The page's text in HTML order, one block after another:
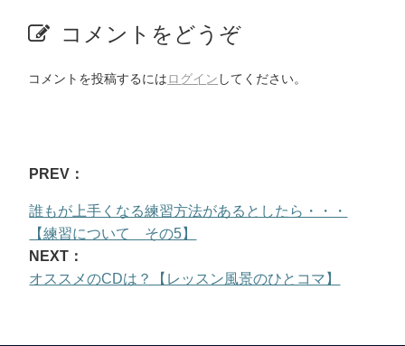
コメントをどうぞ
コメントを投稿するにはログイン してください。
PREV：
誰もが上手くなる練習方法があるとしたら・・・
【練習について その5】
NEXT：
オススメのCDは？【レッスン風景のひとコマ】